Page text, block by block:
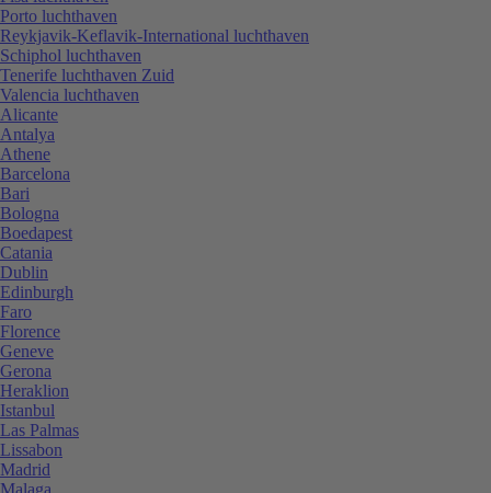
Porto luchthaven
Reykjavik-Keflavik-International luchthaven
Schiphol luchthaven
Tenerife luchthaven Zuid
Valencia luchthaven
Alicante
Antalya
Athene
Barcelona
Bari
Bologna
Boedapest
Catania
Dublin
Edinburgh
Faro
Florence
Geneve
Gerona
Heraklion
Istanbul
Las Palmas
Lissabon
Madrid
Malaga